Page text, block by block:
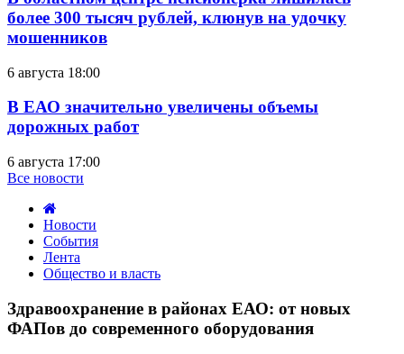
более 300 тысяч рублей, клюнув на удочку
мошенников
6 августа 18:00
В ЕАО значительно увеличены объемы
дорожных работ
6 августа 17:00
Все новости
Новости
События
Лента
Общество и власть
в
районах
ЕАО:
Здравоохранение в районах ЕАО: от новых
ФАПов до современного оборудования